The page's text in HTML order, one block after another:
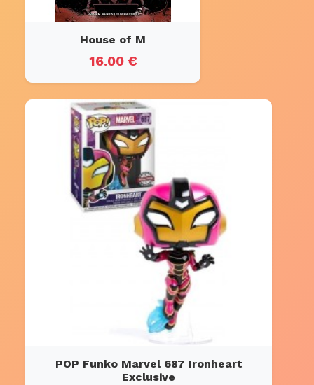
House of M
16.00 €
POP Funko Marvel 687 Ironheart
Exclusive